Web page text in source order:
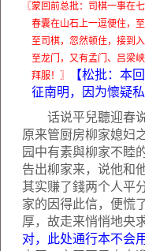
〖蒙回前总批：司棋一事在
春囊在山石上一逗便住，
至司棋，忽然顿住，接到
至龙门，又有孟门、吕梁
拜服！〗
【松批：本
征南明，因为懷疑
话说平兒聽迎春说
原来管厨房柳家媳妇
园中有素與柳家不睦的
告出柳家来，说他和
其实赚了錢两个人平
家的因得此信，便慌
厚，故走来悄悄地央
对，此处通行本不会